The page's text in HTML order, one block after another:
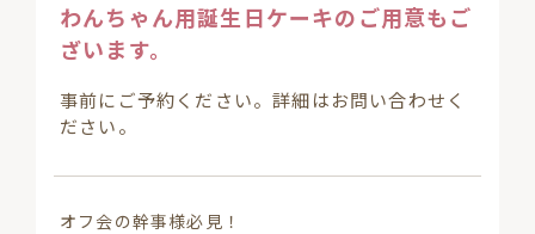
わんちゃん用誕生日ケーキのご用意もご
ざいます。
事前にご予約ください。詳細はお問い合わせく
ださい。
オフ会の幹事様必見！